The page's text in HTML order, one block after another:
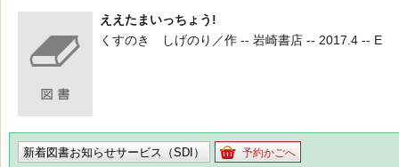
ええたまいっちょう!
くすのき しげのり／作 -- 岩崎書店 -- 2017.4 -- E
新着図書お知らせサービス（SDI） 予約かごへ